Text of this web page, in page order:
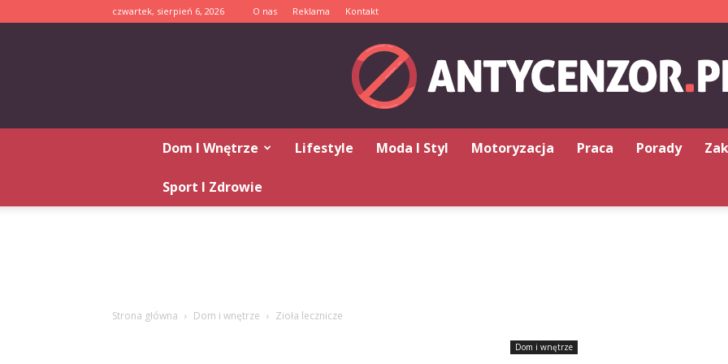
czwartek, sierpień 6, 2026 O nas Reklama Kontakt
Dom I Wnętrze Lifestyle Moda I Styl Motoryzacja Praca Porady
Sport I Zdrowie
Strona główna Dom i wnętrze Zioła lecznicze
Dom i wnętrze